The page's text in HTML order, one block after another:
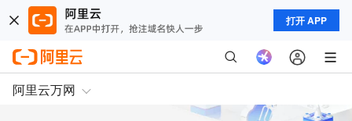
打开 APP
阿里云万网